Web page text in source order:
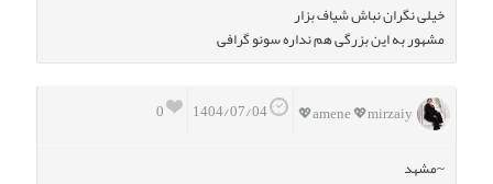
خیلی نگران نباش شیاف بزار
مشهور به این بزرگی هم نداره سونو گرافی
0
amene 💖mirzaiy💖
~مشهد